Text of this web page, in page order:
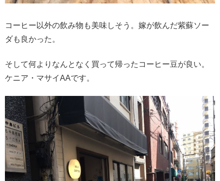
コーヒー以外の飲み物も美味しそう。嫁が飲んだ紫蘇ソー
ダも良かった。
そして何よりなんとなく買って帰ったコーヒー豆が良い。
ケニア・マサイAAです。